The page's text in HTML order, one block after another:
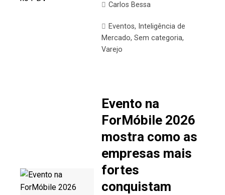
Carlos Bessa
Eventos, Inteligência de
Mercado, Sem categoria,
Varejo
Evento na
ForMóbile 2026
mostra como as
empresas mais
fortes
conquistam